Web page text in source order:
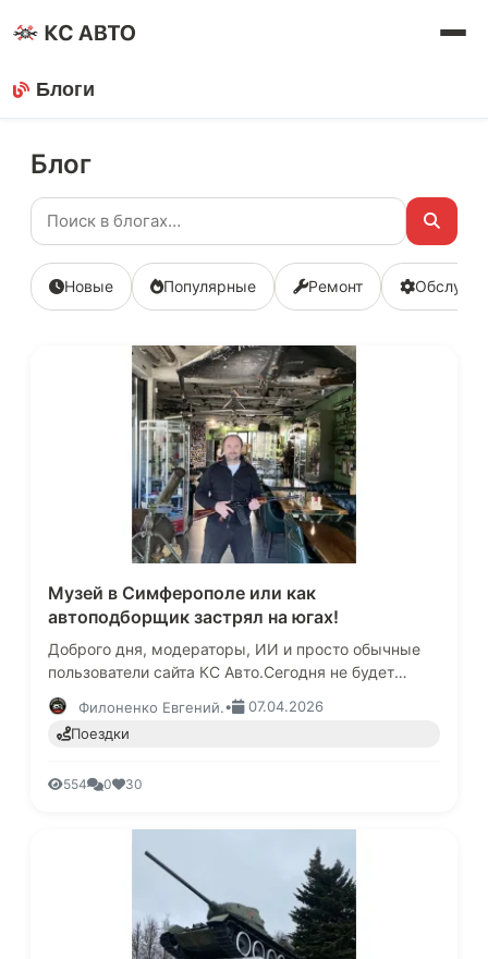
Блоги
Блог
Новые Популярные Ремонт
Музей в Симферополе или как
автоподборщик застрял на югах!
Доброго дня, модераторы, ИИ и просто обычные
пользователи сайта КС Авто.Сегодня не будет
ничего про будни автоподборщика, ну совсем
немного, конечно, я, на прав…
Филоненко Евгений.•
07.04.2026
Поездки
554 0 30